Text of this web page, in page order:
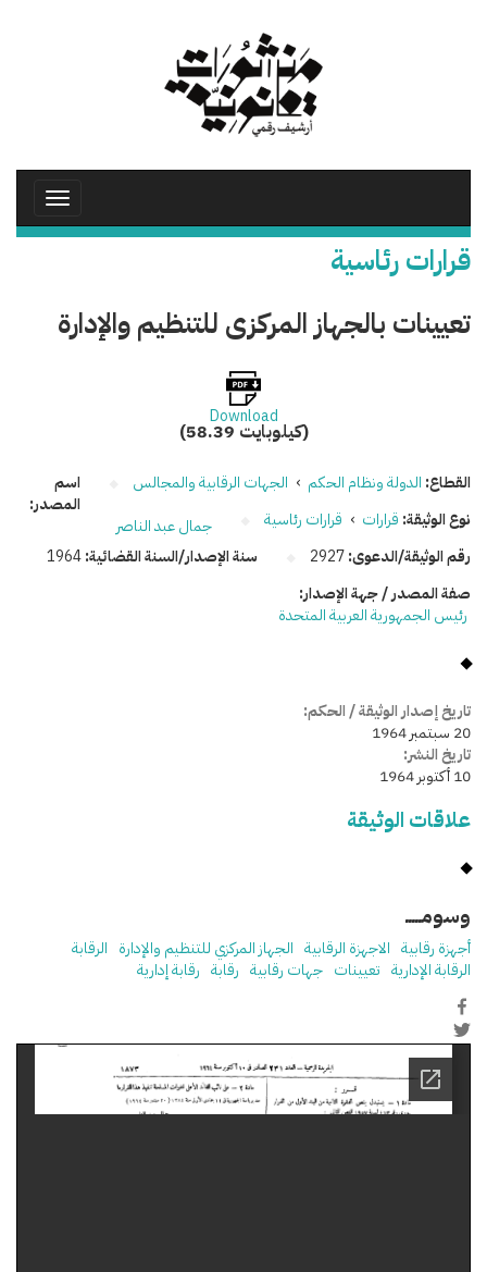
Toggle
قرارات رئاسية
تعيينات بالجهاز المركزى للتنظيم والإدارة
Download
(58.39 كيلوبايت)
القطاع: الدولة ونظام الحكم › الجهات الرقابية والمجالس
نوع الوثيقة: قرارات › قرارات رئاسية
رقم الوثيقة/الدعوى:2927 سنة الإصدار/السنة القضائية:1964
اسم
المصدر:
جمال عبد الناصر
صفة المصدر / جهة الإصدار:
رئيس الجمهورية العربية المتحدة
تاريخ إصدار الوثيقة / الحكم:
20 سبتمبر 1964
تاريخ النشر:
10 أكتوبر 1964
علاقات الوثيقة
وسومـــــ
أجهزة رقابية الاجهزة الرقابية الجهاز المركزي للتنظيم والإدارة الرقابة
الرقابة الإدارية تعيينات جهات رقابية رقابة رقابة إدارية